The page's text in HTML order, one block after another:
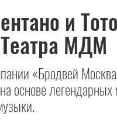
и
МДМ
«Бродвей
основе легендарных